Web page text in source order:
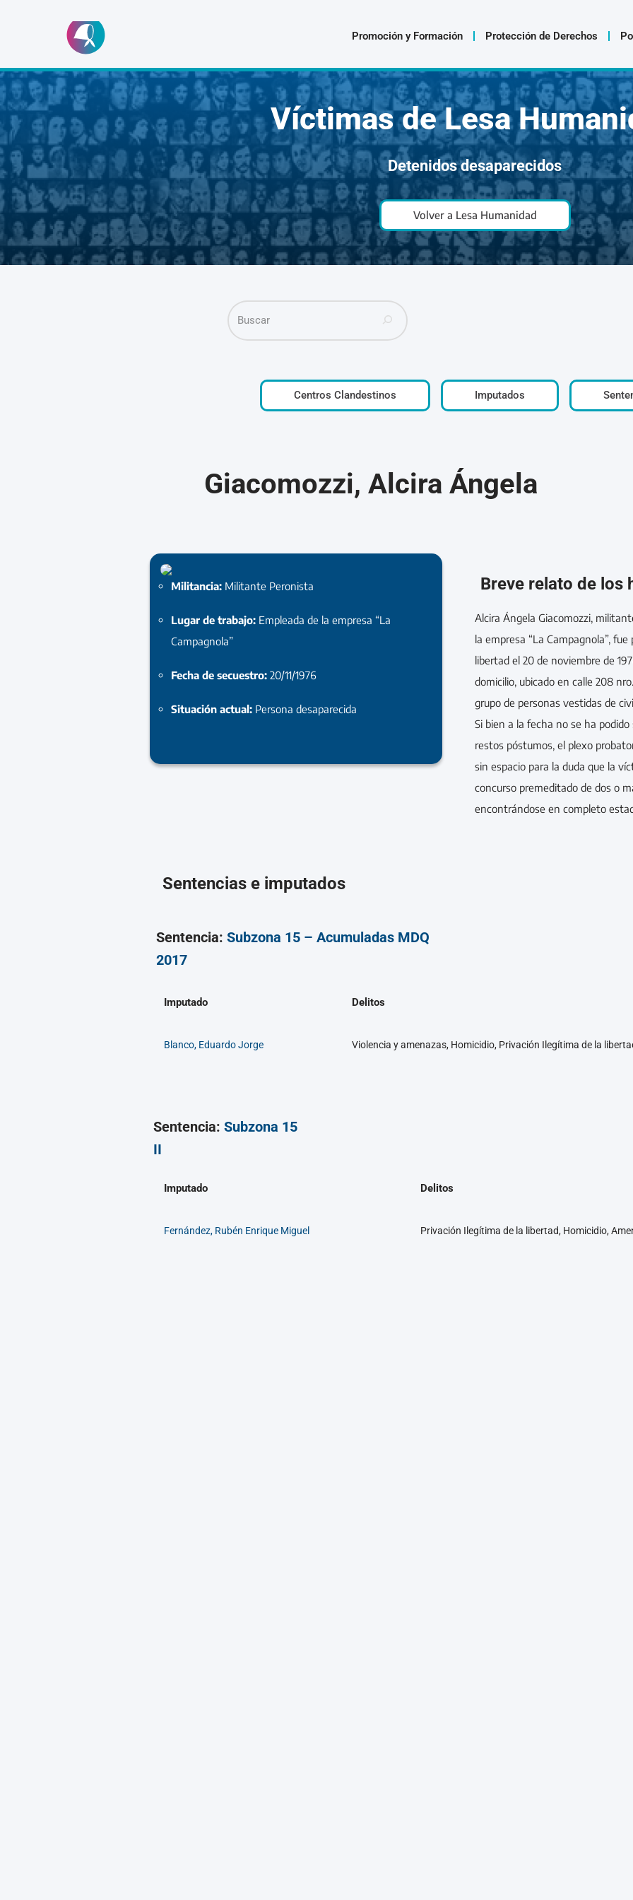
al
contenido
Promoción y Formación Protección de Derechos
Víctimas de Lesa
Detenidos desaparecidos
Volver a Lesa Humanidad
Centros Clandestinos Imputados
Giacomozzi, Alcira Ángela
Militancia: Militante Peronista
Lugar de trabajo: Empleada de la empresa “La
Campagnola”
Fecha de secuestro:20/11/1976
Situación actual: Persona desaparecida
Breve relato de los
Alcira Ángela Giacomozzi,
la empresa “La Campagnola”,
libertad el 20 de noviembre de
domicilio, ubicado en calle 208
grupo de personas vestidas de
Si bien a la fecha no se ha
restos póstumos, el plexo
sin espacio para la duda que la
concurso premeditado de dos o
encontrándose en completo
Sentencias e imputados
Sentencia: Subzona 15 – Acumuladas MDQ
2017
Imputado Delitos
Blanco, Eduardo Jorge Violencia y amenazas, Homicidio, Privación Ilegítima de la
Sentencia: Subzona 15
II
Imputado Delitos
Fernández, Rubén Enrique Miguel Privación Ilegítima de la libertad, Homicidio,